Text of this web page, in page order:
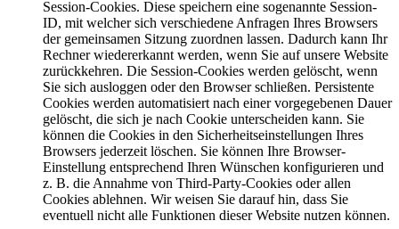
Session-Cookies. Diese speichern eine sogenannte Session-
ID, mit welcher sich verschiedene Anfragen Ihres Browsers
der gemeinsamen Sitzung zuordnen lassen. Dadurch kann Ihr
Rechner wiedererkannt werden, wenn Sie auf unsere Website
zurückkehren. Die Session-Cookies werden gelöscht, wenn
Sie sich ausloggen oder den Browser schließen. Persistente
Cookies werden automatisiert nach einer vorgegebenen Dauer
gelöscht, die sich je nach Cookie unterscheiden kann. Sie
können die Cookies in den Sicherheitseinstellungen Ihres
Browsers jederzeit löschen. Sie können Ihre Browser-
Einstellung entsprechend Ihren Wünschen konfigurieren und
z. B. die Annahme von Third-Party-Cookies oder allen
Cookies ablehnen. Wir weisen Sie darauf hin, dass Sie
eventuell nicht alle Funktionen dieser Website nutzen können.